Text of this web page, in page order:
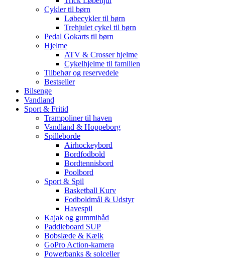
Cykler til børn
Løbecykler til børn
Trehjulet cykel til børn
Pedal Gokarts til børn
Hjelme
ATV & Crosser hjelme
Cykelhjelme til familien
Tilbehør og reservedele
Bestseller
Bilsenge
Vandland
Sport & Fritid
Trampoliner til haven
Vandland & Hoppeborg
Spilleborde
Airhockeybord
Bordfodbold
Bordtennisbord
Poolbord
Sport & Spil
Basketball Kurv
Fodboldmål & Udstyr
Havespil
Kajak og gummibåd
Paddleboard SUP
Bobslæde & Kælk
GoPro Action-kamera
Powerbanks & solceller